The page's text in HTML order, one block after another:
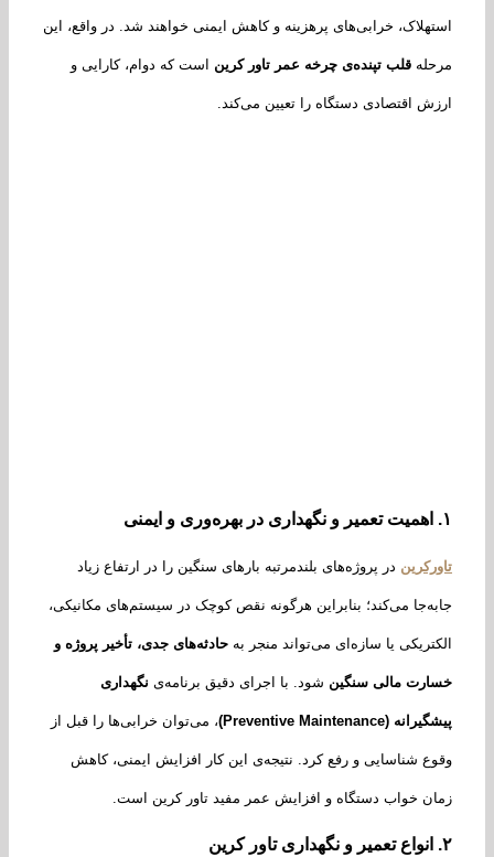
خرابی‌های پرهزینه و کاهش ایمنی خواهند شد. در واقع، این
قلب تپنده‌ی چرخه عمر تاور کرین است که دوام، کارایی و
اقتصادی دستگاه را تعیین می‌کند.
اهمیت تعمیر و نگهداری در بهره‌وری و ایمنی
در پروژه‌های بلندمرتبه بارهای سنگین را در ارتفاع زیاد
می‌کند؛ بنابراین هرگونه نقص کوچک در سیستم‌های مکانیکی،
یا سازه‌ای می‌تواند منجر بهحادثه‌های جدی، تأخیر پروژه و
مالی سنگینشود.با اجرای دقیق برنامه‌ینگهداری
(Preventive Maintenance) ، می‌توان خرابی‌ها را قبل از
شناسایی و رفع کرد. نتیجه‌ی این کار افزایش ایمنی، کاهش
خواب دستگاه و افزایش عمر مفید تاور کرین است.
انواع تعمیر و نگهداری تاور کرین